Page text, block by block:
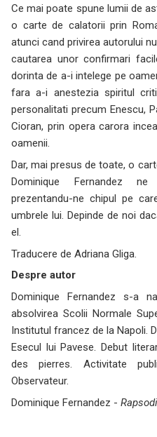
Ce mai poate spune lumii de
o carte de calatorii prin
atunci cand privirea autorului
cautarea unor confirmari
dorinta de a-i intelege pe
fara a-i anestezia spiritul
personalitati precum Enescu,
Cioran, prin opera carora
oamenii.
Dar, mai presus de toate, o
Dominique Fernandez
prezentandu-ne chipul pe
umbrele lui. Depinde de noi
el.
Traducere de Adriana Gliga.
Despre autor
Dominique Fernandez s-a
absolvirea Scolii Normale
Institutul francez de la Napoli.
Esecul lui Pavese. Debut
des pierres. Activitate
Observateur.
Dominique Fernandez -